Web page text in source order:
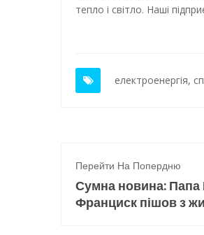
тепло і світло. Наші
електроенергія,
Перейти На Попердню
Сумна новина: Папа
Франциск пішов з